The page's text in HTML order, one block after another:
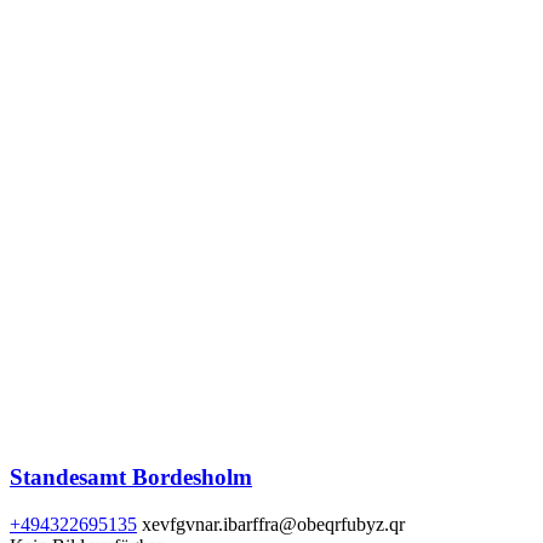
Standesamt Bordesholm
+494322695135 xevfgvnar.ibarffra@obeqrfubyz.qr